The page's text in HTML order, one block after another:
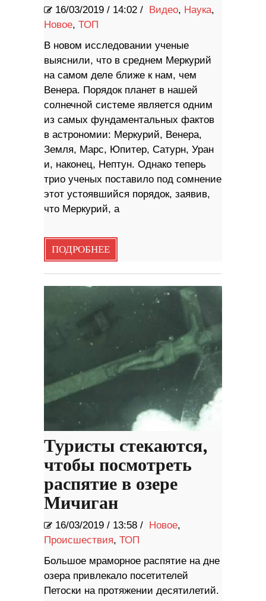
16/03/2019 / 14:02 / Видео, Наука,
Новое, ТОП
В новом исследовании ученые
выяснили, что в среднем Меркурий
на самом деле ближе к нам, чем
Венера. Порядок планет в нашей
солнечной системе является одним
из самых фундаментальных фактов
в астрономии: Меркурий, Венера,
Земля, Марс, Юпитер, Сатурн, Уран
и, наконец, Нептун. Однако теперь
трио ученых поставило под сомнение
этот устоявшийся порядок, заявив,
что Меркурий, а
ПОДРОБНЕЕ
Туристы стекаются,
чтобы посмотреть
распятие в озере
Мичиган
16/03/2019 / 13:58 / Новое,
Происшествия, ТОП
Большое мраморное распятие на дне
озера привлекало посетителей
Петоски на протяжении десятилетий.